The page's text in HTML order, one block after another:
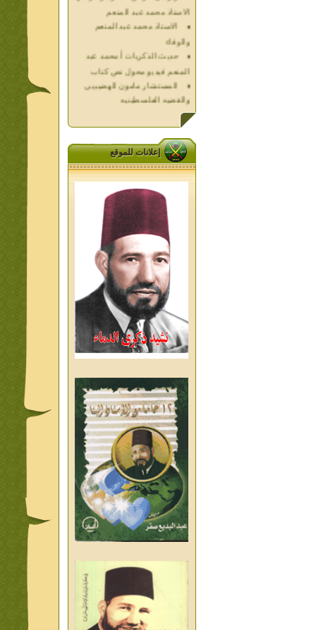
المنعم فيديو محول نص كتاب
والقضيه الفلسطينيه
العداله الغائبه 1000 شهيد
العداله الغائبه ( الدرع الواقى )
الاقصى فى قلوبنا
خواطر الحج
الاخوان فى حرب فلسطين
حكايات من التراث الجزء الاول
من اعلام الاخوان المسلمين
المعاصرين الجزء الثانى
ديوان شعر الاخوان فى القلب
تاليف الشيخ على متولى
تفاصيل جنازة الشهيد احمد
النيسى وعمر شاهين 1952
جمعه امين ومواقف ساعدت
الامام البنا فى تكوين شخصي
الاستاذ جمعه امين وعبقرية
الامام البنا
الشمائل المحمديه دكتور يحيى
غزب
واليوم والغد
من تراث د احمد العسال
العلمانية
كلمات رمضانية الشيخ عيسى
عبد العليم
قبسات رمضانية الشيخ عيسى
عبد العليم
إعلانات للموقع